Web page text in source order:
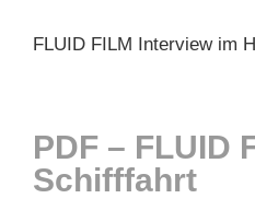
FLUID FILM Interview im
PDF – FLUID
Schifffahrt